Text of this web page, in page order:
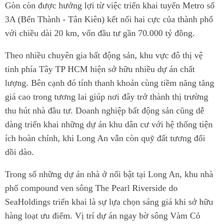
Gòn còn được hưởng lợi từ việc triển khai tuyến Metro số
3A (Bến Thành - Tân Kiên) kết nối hai cực của thành phố
với chiều dài 20 km, vốn đầu tư gần 70.000 tỷ đồng.
Theo nhiều chuyên gia bất động sản, khu vực đô thị vệ
tinh phía Tây TP HCM hiện sở hữu nhiều dự án chất
lượng. Bên cạnh đó tính thanh khoản cùng tiềm năng tăng
giá cao trong tương lai giúp nơi đây trở thành thị trường
thu hút nhà đầu tư. Doanh nghiệp bất động sản cũng dễ
dàng triển khai những dự án khu dân cư với hệ thống tiện
ích hoàn chỉnh, khi Long An vẫn còn quỹ đất tương đối
dồi dào.
Trong số những dự án nhà ở nổi bật tại Long An, khu nhà
phố compound ven sông The Pearl Riverside do
SeaHoldings triển khai là sự lựa chọn sáng giá khi sở hữu
hàng loạt ưu điểm. Vị trí dự án ngay bờ sông Vàm Cỏ